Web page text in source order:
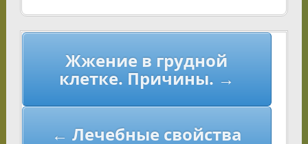
Навигация
записям
Жжение в грудной
клетке. Причины. →
← Лечебные свойства